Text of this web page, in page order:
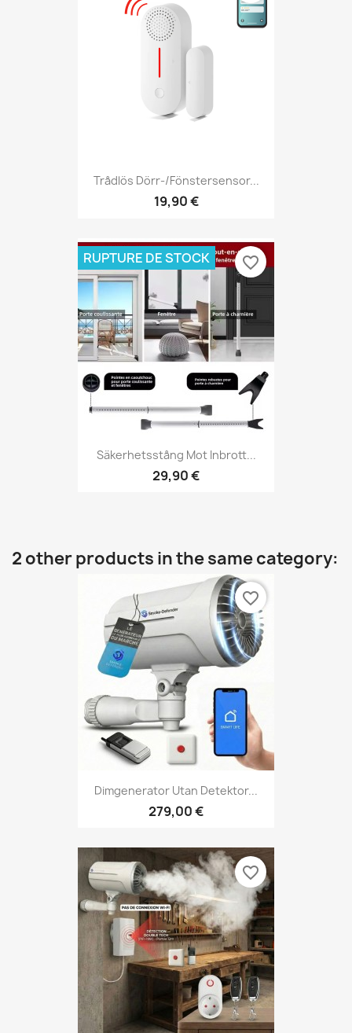
Trådlös Dörr-/fönstersensor...
19,90 €
Säkerhetsstång Mot Inbrott...
29,90 €
RUPTURE DE STOCK favorite_border
2 other products in the same category:
Dimgenerator Utan Detektor...
279,00 €
favorite_border
favorite_border